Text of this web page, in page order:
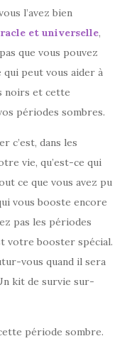
l’avez bien
et universelle,
que vous pouvez
peut vous aider à
noirs et cette
périodes sombres.
c’est, dans les
vie, qu’est-ce qui
ce que vous avez pu
vous booste encore
pas les périodes
votre booster spécial.
vous quand il sera
kit de survie sur-
période sombre.